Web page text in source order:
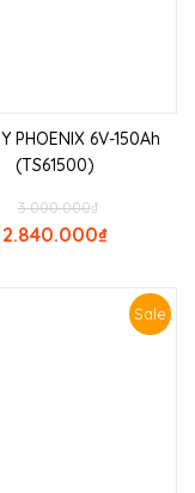
PHOENIX 6V-150Ah
(TS61500)
₫
3.000.000
₫
2.840.000
Sale